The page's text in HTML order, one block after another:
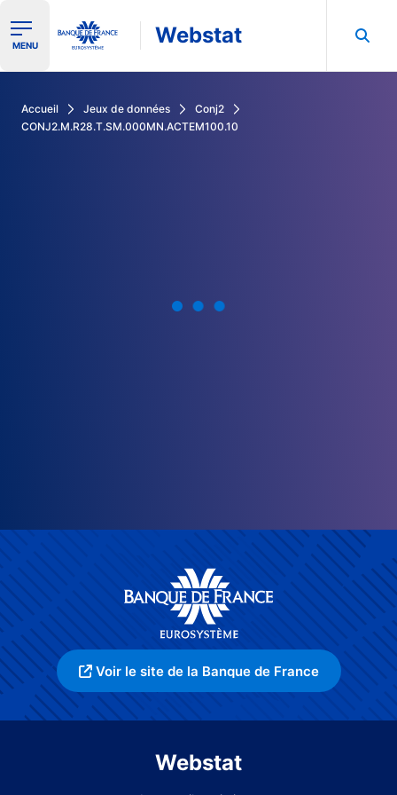
Ouvrir le menu de navigation
MENU Webstat
Accueil Jeux de données
Conj2
CONJ2.M.R28.T.SM.000MN.ACTEM100.10
Voir le site de la Banque de France
Webstat